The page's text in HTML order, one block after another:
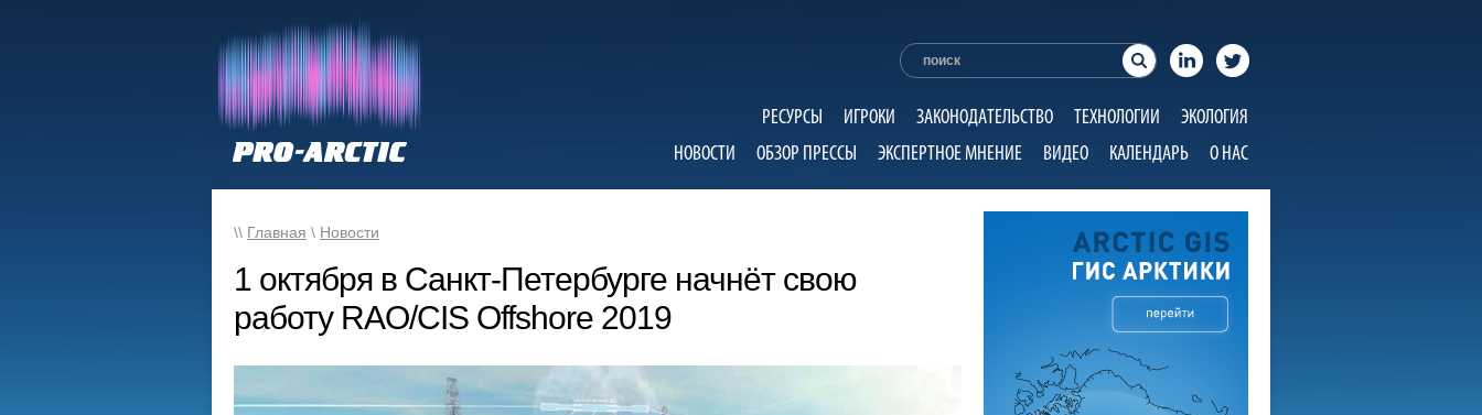
РЕСУРСЫ ИГРОКИ ЗАКОНОДАТЕЛЬСТВО ТЕХНОЛОГИИ
ЭКОЛОГИЯ
НОВОСТИ
ОБЗОР ПРЕССЫ ЭКСПЕРТНОЕ МНЕНИЕ ВИДЕО КАЛЕНДАРЬ О НАС
\\ Главная \ Новости
1 октября в Санкт-Петербурге начнёт свою
работу RAO/CIS Offshore 2019